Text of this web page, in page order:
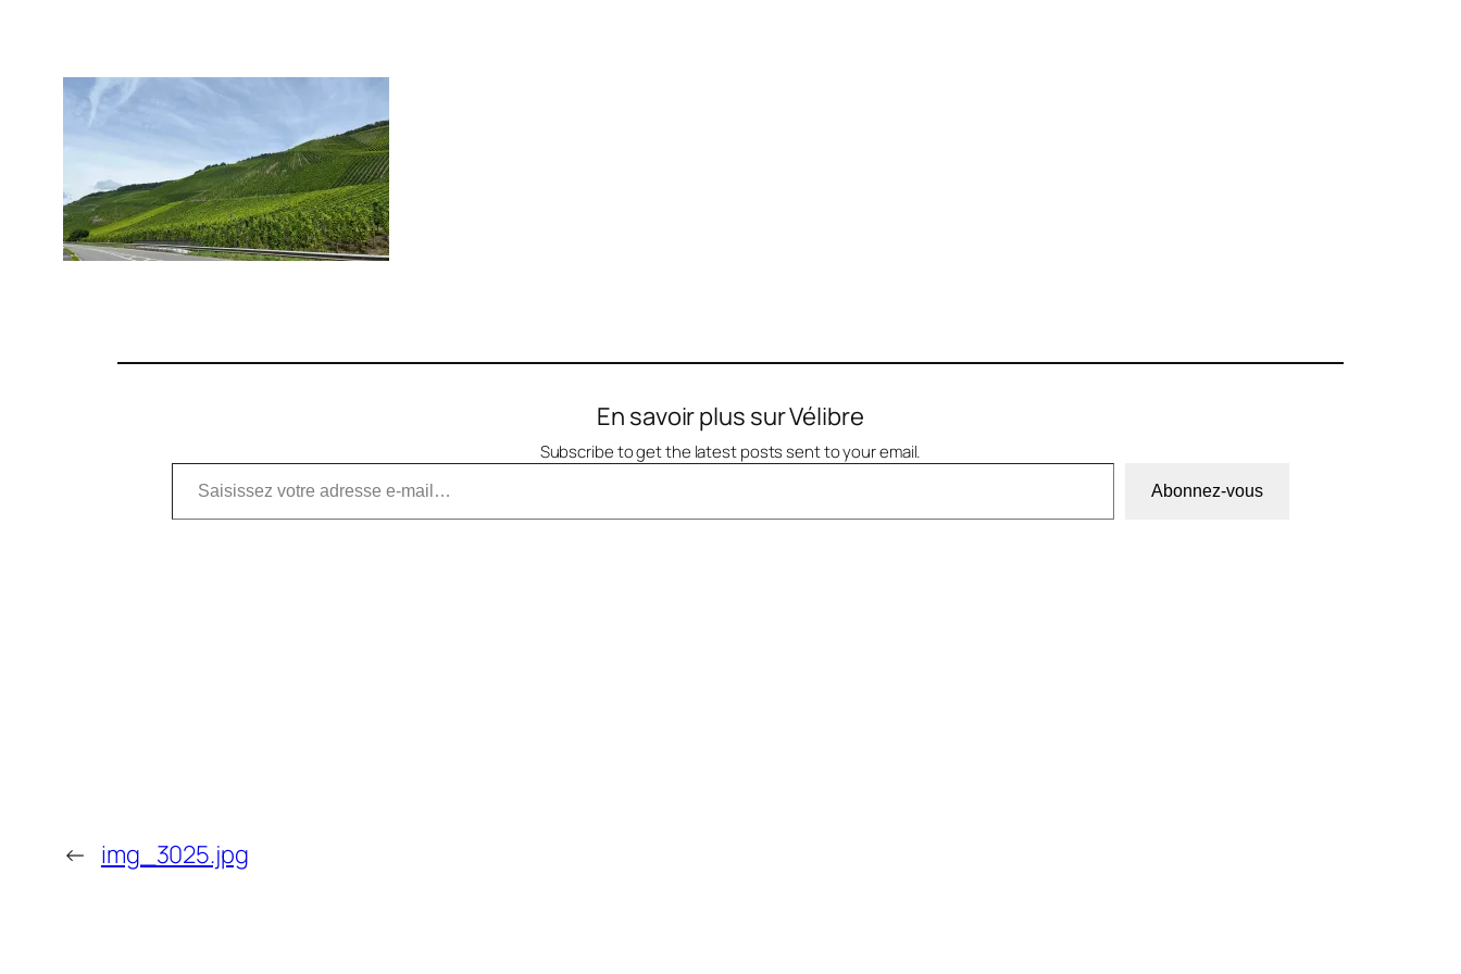
En savoir plus sur Vélibre
Subscribe to get the latest posts sent to your email.
Saisissez votre adresse e-mail…
Abonnez-vous
← img_3025.jpg